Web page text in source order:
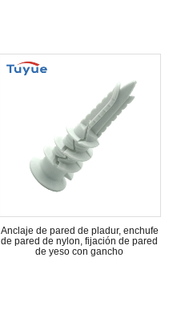
Anclaje de pared de pladur, enchufe
de pared de nylon, fijación de pared
de yeso con gancho